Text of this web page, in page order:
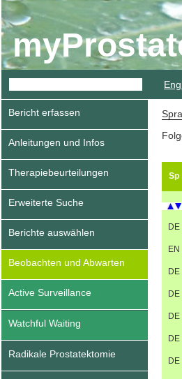
Bericht erfassen
Anleitungen und Infos
Therapiebeurteilungen
Erweiterte Suche
Berichte auswählen
Beobachten und Abwarten
Active Surveillance
Watchful Waiting
Radikale Prostatektomie
Sp
DE
EN
DE
DE
DE
DE
DE